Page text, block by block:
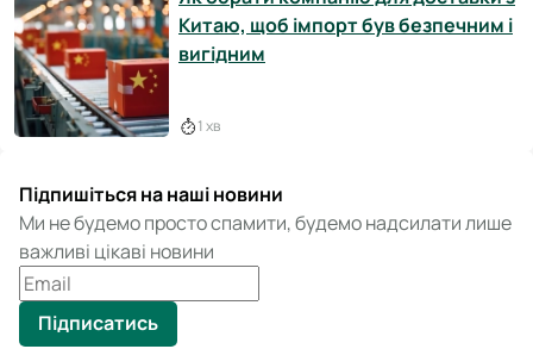
Китаю, щоб імпорт був безпечним і
вигідним
1 хв
Підпишіться на наші новини
Ми не будемо просто спамити, будемо надсилати лише
важливі цікаві новини
Підписатись